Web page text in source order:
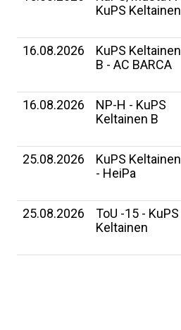
KuPS Keltainen
16.08.2026
KuPS Keltainen
B - AC BARCA
16.08.2026
NP-H - KuPS
Keltainen B
25.08.2026
KuPS Keltainen
- HeiPa
25.08.2026
ToU -15 - KuPS
Keltainen